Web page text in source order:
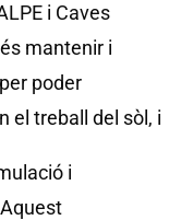
i Caves
mantenir i
poder
el treball del sòl, i
i